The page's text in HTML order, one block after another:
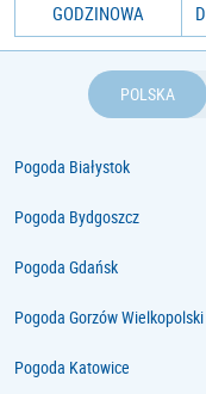
GODZINOWA
POLSKA
Pogoda Białystok
Pogoda Bydgoszcz
Pogoda Gdańsk
Pogoda Gorzów Wielkopolski
Pogoda Katowice